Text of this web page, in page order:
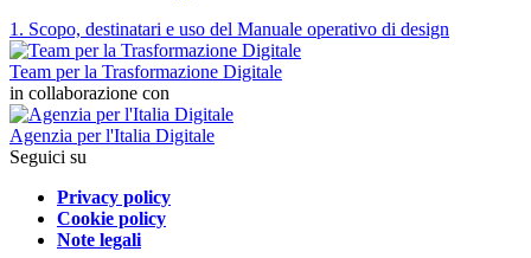
1. Scopo, destinatari e uso del Manuale operativo di design
Team per la Trasformazione Digitale
in collaborazione con
Agenzia per l'Italia Digitale
Seguici su
Privacy policy
Cookie policy
Note legali